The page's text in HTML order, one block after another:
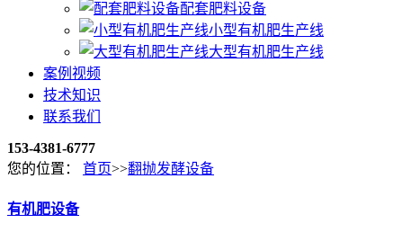
配套肥料设备
小型有机肥生产线
大型有机肥生产线
案例视频
技术知识
联系我们
153-4381-6777
您的位置：
首页>>翻抛发酵设备
有机肥设备